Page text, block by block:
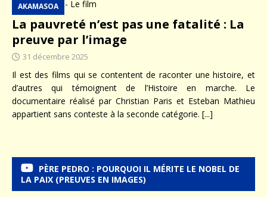
La pauvreté n’est pas une fatalité : La
preuve par l’image
AKAMASOA
31 décembre 2025
Il est des films qui se contentent de raconter une histoire, et
d’autres qui témoignent de l’Histoire en marche. Le
documentaire réalisé par Christian Paris et Esteban Mathieu
appartient sans conteste à la seconde catégorie. [...]
PÈRE PEDRO : POURQUOI IL MÉRITE LE NOBEL DE
LA PAIX (PREUVES EN IMAGES)